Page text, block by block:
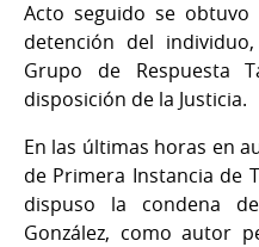
Acto seguido se
detención del
Grupo de Respuesta
disposición de la Justicia.
En las últimas horas en
de Primera Instancia de
dispuso la condena
González, como autor